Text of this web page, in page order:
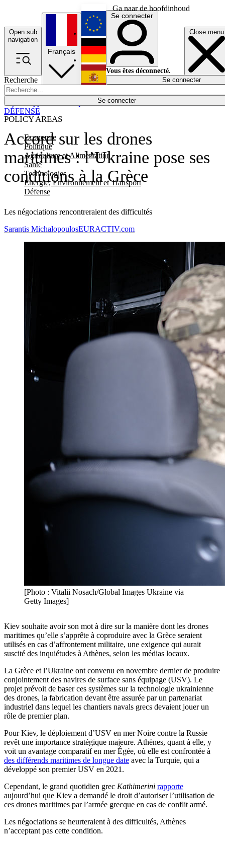
Ga naar de hoofdinhoud
Open sub
navigation
Close menu
Recherche
Se connecter
POLICY AREAS
Economie
Politique
Agriculture et Alimentation
Santé
Technologies
Energie, Environnement et Transport
Défense
Économie
Français
English
Deutsch
Español
Se connecter
Vous êtes déconnecté.
Se connecter
Accord sur les drones
maritimes : l’Ukraine pose ses
conditions à la Grèce
Les négociations rencontreraient des difficultés
DÉFENSE
Sarantis MichalopoulosEURACTIV.com
[Photo : Vitalii Nosach/Global Images Ukraine via
Getty Images]
Kiev souhaite avoir son mot à dire sur la manière dont les drones
maritimes qu’elle s’apprête à coproduire avec la Grèce seraient
utilisés en cas d’affrontement militaire, une exigence qui aurait
suscité des inquiétudes à Athènes, selon les médias locaux.
La Grèce et l’Ukraine ont convenu en novembre dernier de produire
conjointement des navires de surface sans équipage (USV). Le
projet prévoit de baser ces systèmes sur la technologie ukrainienne
des drones, la fabrication devant être assurée par un partenariat
industriel dans lequel les chantiers navals grecs devaient jouer un
rôle de premier plan.
Pour Kiev, le déploiement d’USV en mer Noire contre la Russie
revêt une importance stratégique majeure. Athènes, quant à elle, y
voit un avantage comparatif en mer Égée, où elle est confrontée à
des différends maritimes de longue date avec la Turquie, qui a
développé son premier USV en 2021.
Cependant, le grand quotidien grec Kathimerini rapporte
aujourd’hui que Kiev a demandé le droit d’autoriser l’utilisation de
ces drones maritimes par l’armée grecque en cas de conflit armé.
Les négociations se heurteraient à des difficultés, Athènes
n’acceptant pas cette condition.